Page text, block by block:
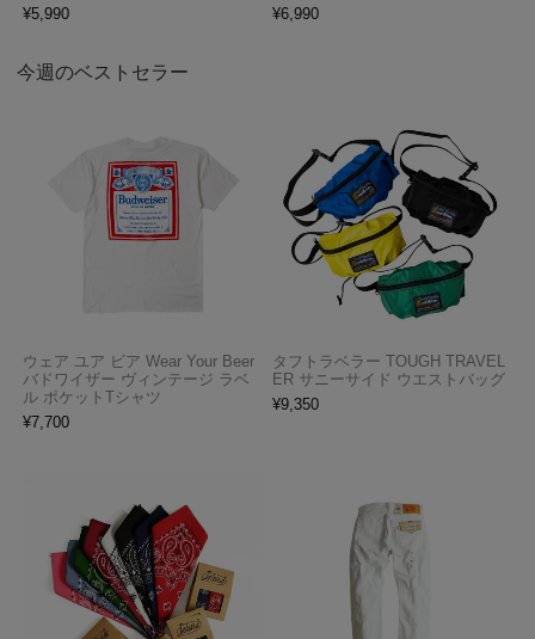
¥5,990
¥6,990
今週のベストセラー
ウェア ユア ビア Wear Your Beer
バドワイザー ヴィンテージ ラベ
ル ポケットTシャツ
¥7,700
タフトラベラー TOUGH TRAVEL
ER サニーサイド ウエストバッグ
¥9,350